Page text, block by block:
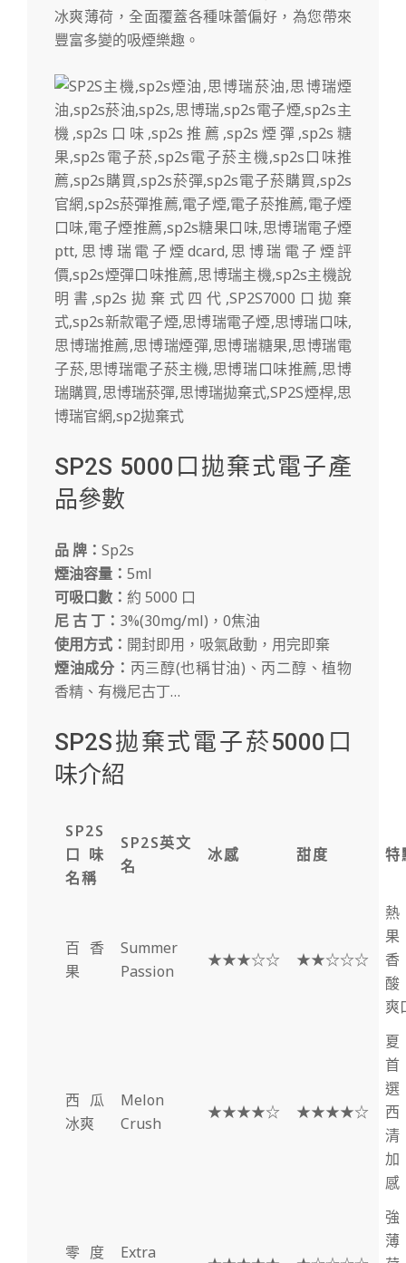
冰爽薄荷，全面覆蓋各種味蕾偏好，為您帶來
豐富多變的吸煙樂趣。
SP2S 5000口拋棄式電子產
品參數
品 牌： Sp2s
煙油容量： 5ml
可吸口數： 約 5000 口
尼 古 丁： 3%(30mg/ml)，0焦油
使用方式： 開封即用，吸氣啟動，用完即棄
煙油成分： 丙三醇(也稱甘油)、丙二醇、植物
香精、有機尼古丁…
SP2S拋棄式電子菸5000口
味介紹
SP2S
口味
名稱
SP2S英文
名
冰感 甜度 特
百香
果
Summer
Passion
★★★☆☆ ★★☆☆☆
果
爽
西瓜
冰爽
Melon
Crush
★★★★☆ ★★★★☆
首
感
零度
Extra
薄